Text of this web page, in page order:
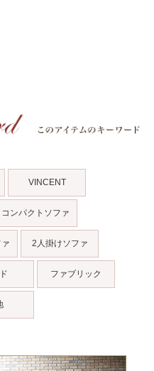
VINCENT
コンパクトソファ
2人掛けソファ
ファブリック